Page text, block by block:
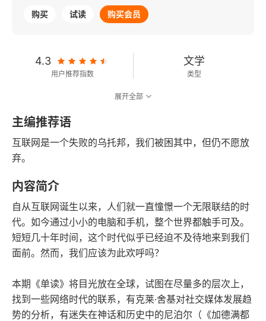
购买 试读 购买会员
4.3
用户推荐指数
文学
类型
81千字
字数
2015-11-01
发行日期
展开全部
主编推荐语
互联网是一个失败的乌托邦，我们被困其中，但仍不愿放
弃。
内容简介
自从互联网诞生以来，人们就一直憧憬一个无限联结的时
代。如今通过小小的电脑和手机，整个世界都触手可及。
短短几十年时间，这个时代似乎已经迫不及待地来到我们
面前。然而，我们应该为此欢呼吗？
本期《单读》将目光放在全球，试图在尽量多的层次上，
找到一些网络时代的联系，有克莱·舍基对社交媒体发展趋
势的分析，有迷失在神话和历史中的尼泊尔（《加德满都